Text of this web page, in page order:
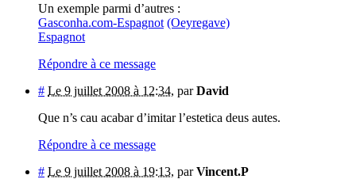
Un exemple parmi d’autres :
Gasconha.com-Espagnot (Oeyregave)
Espagnot
Répondre à ce message
# Le 9 juillet 2008 à 12:34, parDavid
Que n’s cau acabar d’imitar l’estetica deus autes.
Répondre à ce message
# Le 9 juillet 2008 à 19:13, parVincent.P